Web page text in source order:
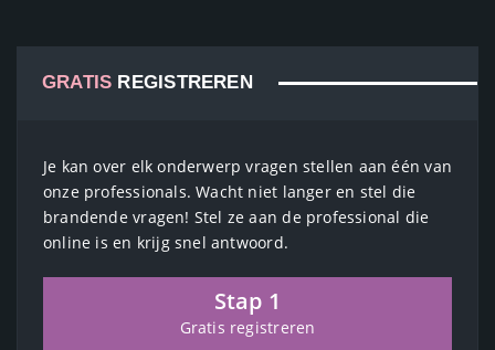
GRATIS REGISTREREN
Je kan over elk onderwerp vragen stellen aan één van
onze professionals. Wacht niet langer en stel die
brandende vragen! Stel ze aan de professional die
online is en krijg snel antwoord.
Stap 1
Gratis registreren